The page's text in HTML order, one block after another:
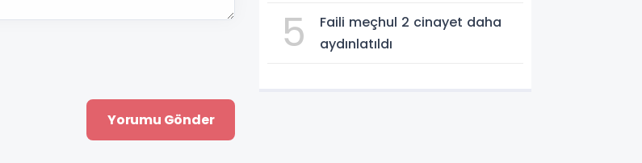
5
Faili meçhul 2 cinayet daha
aydınlatıldı